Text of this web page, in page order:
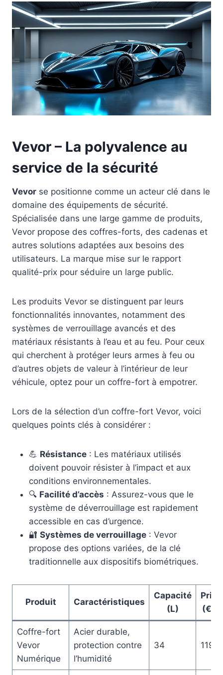
Vevor – La polyvalence au
service de la sécurité
Vevor se positionne comme un acteur clé dans le
domaine des équipements de sécurité.
Spécialisée dans une large gamme de produits,
Vevor propose des coffres-forts, des cadenas et
autres solutions adaptées aux besoins des
utilisateurs. La marque mise sur le rapport
qualité-prix pour séduire un large public.
Les produits Vevor se distinguent par leurs
fonctionnalités innovantes, notamment des
systèmes de verrouillage avancés et des
matériaux résistants à l’eau et au feu. Pour ceux
qui cherchent à protéger leurs armes à feu ou
d’autres objets de valeur à l’intérieur de leur
véhicule, optez pour un coffre-fort à empotrer.
Lors de la sélection d’un coffre-fort Vevor, voici
quelques points clés à considérer :
💪 Résistance : Les matériaux utilisés
doivent pouvoir résister à l’impact et aux
conditions environnementales.
🔍 Facilité d’accès : Assurez-vous que le
système de déverrouillage est rapidement
accessible en cas d’urgence.
🔐 Systèmes de verrouillage : Vevor
propose des options variées, de la clé
traditionnelle aux dispositifs biométriques.
Produit Caractéristiques
Capacité
(L)
Prix
(€)
Coffre-fort
Vevor
Numérique
Acier durable,
protection contre
l’humidité
34 119